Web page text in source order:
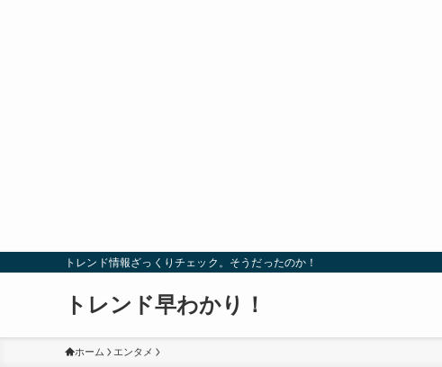
トレンド情報ざっくりチェック。そうだったのか！
トレンド早わかり！
ホーム エンタメ